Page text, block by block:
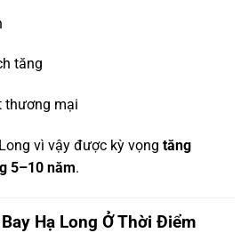
tăng
thương mại
vì vậy được kỳ vọng tăng
5–10 năm.
Hạ Long Ở Thời Điểm